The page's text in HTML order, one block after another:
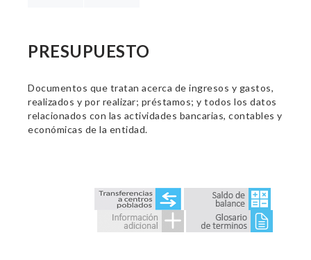
PRESUPUESTO
Documentos que tratan acerca de ingresos y gastos,
realizados y por realizar; préstamos; y todos los datos
relacionados con las actividades bancarias, contables y
económicas de la entidad.